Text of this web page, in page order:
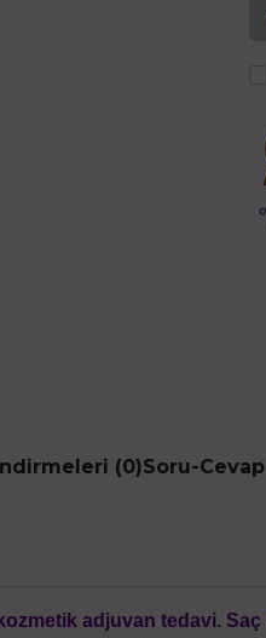
(0)Soru-
adjuvan tedavi.